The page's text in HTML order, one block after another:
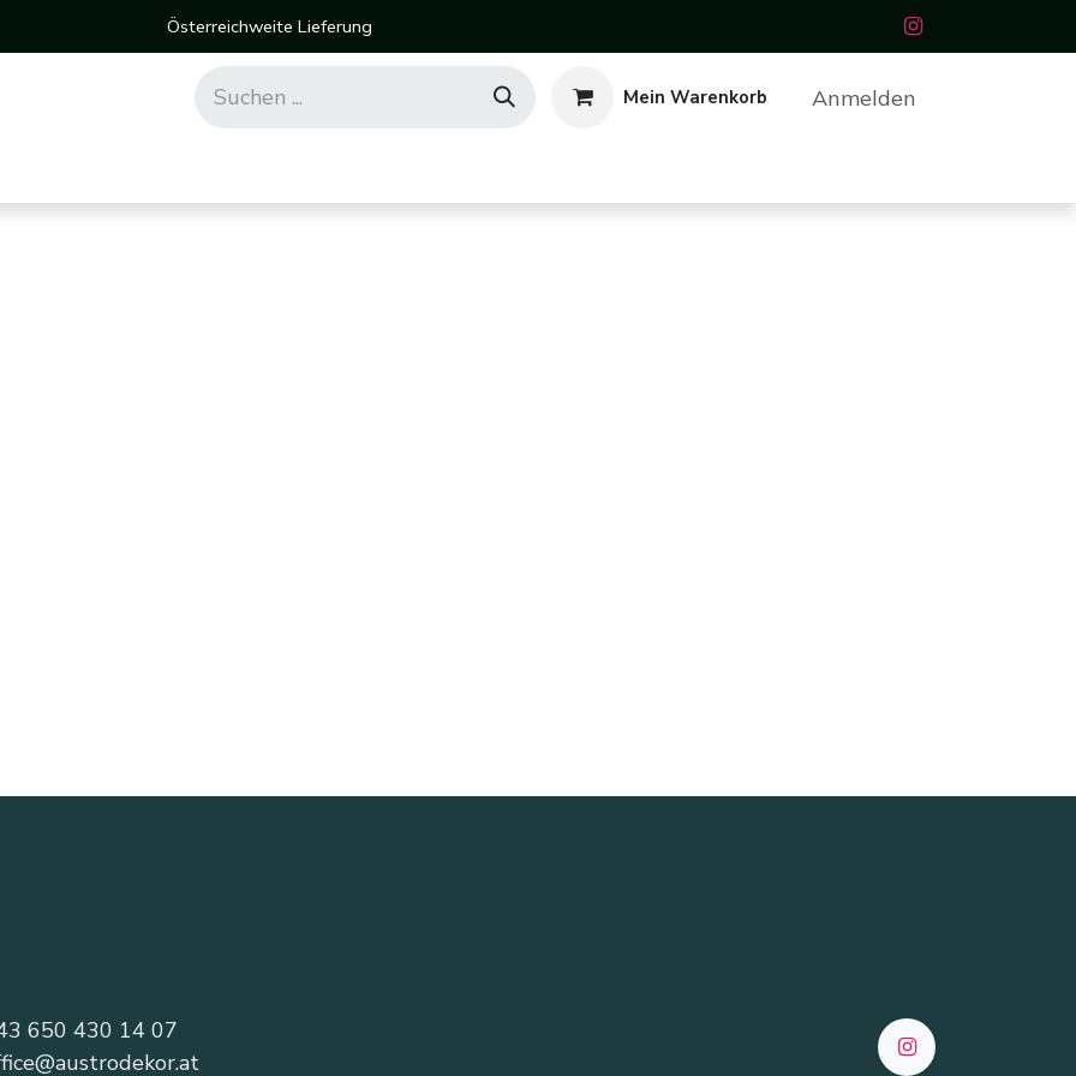
Österreichweite Lieferung
Mein Warenkorb Anmelden
650 430 14 07